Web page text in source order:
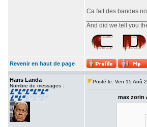
Ca fait des bandes
And did we tell you
Revenir en haut de page
Hans Landa
Nombre de messages :
Posté le: Ven 15 Aoû
max zorin